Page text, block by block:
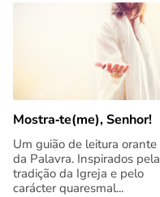
Mostra‑te(me), Senhor!
Um guião de leitura orante
da Palavra. Inspirados pela
tradição da Igreja e pelo
carácter quaresmal...